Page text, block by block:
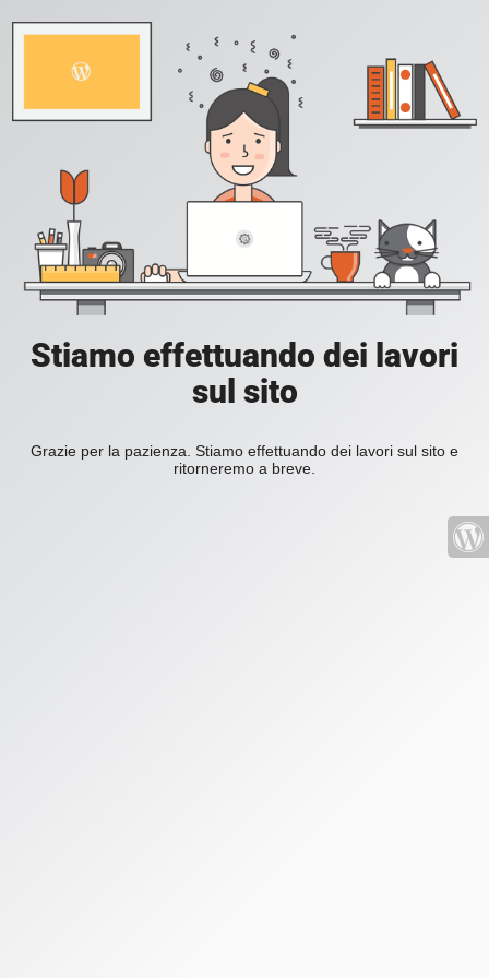
Stiamo effettuando dei lavori
sul sito
Grazie per la pazienza. Stiamo effettuando dei lavori sul sito e
ritorneremo a breve.